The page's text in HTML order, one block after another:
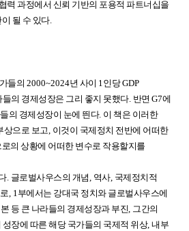
력 과정에서 신뢰 기반의 포용적 파트너십을
될 수 있다.
들의 2000~2024년 사이 1인당GDP
들의 경제성장은 그리 좋지 못했다. 반면G7에
의 경제성장이 눈에 띈다. 이 책은 이러한
상으로 보고, 이것이 국제정치 전반에 어떠한
의 상황에 어떠한 변수로 작용할지를
. 글로벌사우스의 개념, 역사, 국제정치적
, 1부에서는 강대국 정치와 글로벌사우스에
등 큰 나라들의 경제성장과 부진, 그간의
장에 따른 해당 국가들의 국제적 위상,내부